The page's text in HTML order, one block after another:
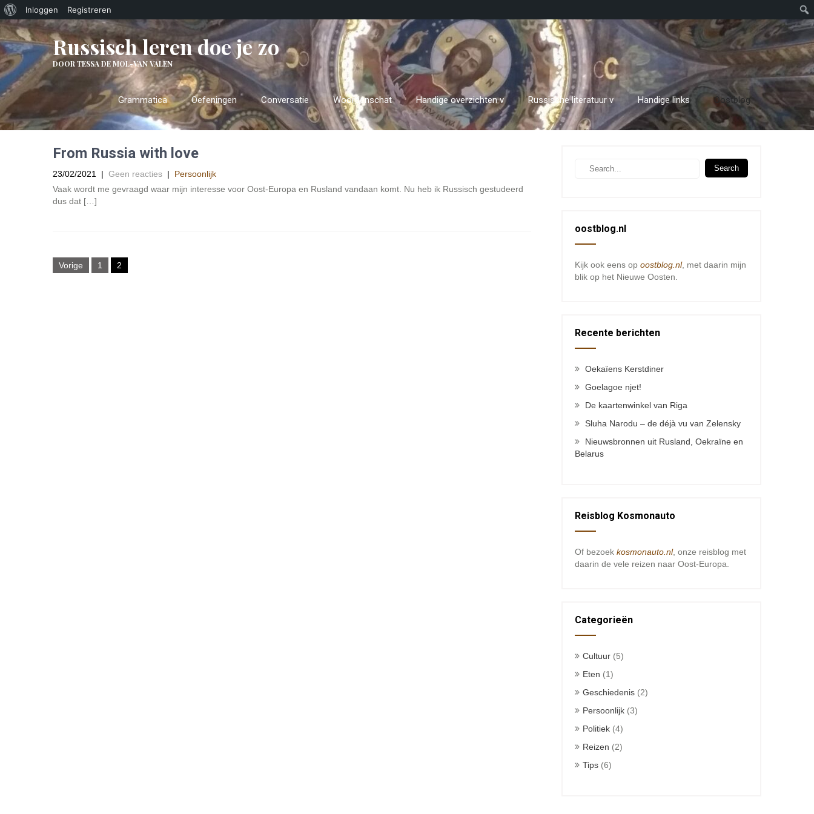
Over
WordPress
Inloggen Registreren
Russisch leren doe je zo
DOOR TESSA DE MOL-VAN VALEN
Grammatica Oefeningen Conversatie Woordenschat Handige overzichten v Russische literatuur v Handige links Oostblog
From Russia with love
23/02/2021 | Geen reacties | Persoonlijk
Vaak wordt me gevraagd waar mijn interesse voor Oost-Europa en Rusland vandaan komt. Nu heb ik Russisch gestudeerd
dus dat […]
Berichten
paginering
Vorige 1 2
oostblog.nl
Kijk ook eens op oostblog.nl, met daarin mijn
blik op het Nieuwe Oosten.
Recente berichten
Oekaïens Kerstdiner
Goelagoe njet!
De kaartenwinkel van Riga
Sluha Narodu – de déjà vu van Zelensky
Nieuwsbronnen uit Rusland, Oekraïne en
Belarus
Reisblog Kosmonauto
Of bezoek kosmonauto.nl, onze reisblog met
daarin de vele reizen naar Oost-Europa.
Categorieën
Cultuur (5)
Eten (1)
Geschiedenis (2)
Persoonlijk (3)
Politiek (4)
Reizen (2)
Tips (6)